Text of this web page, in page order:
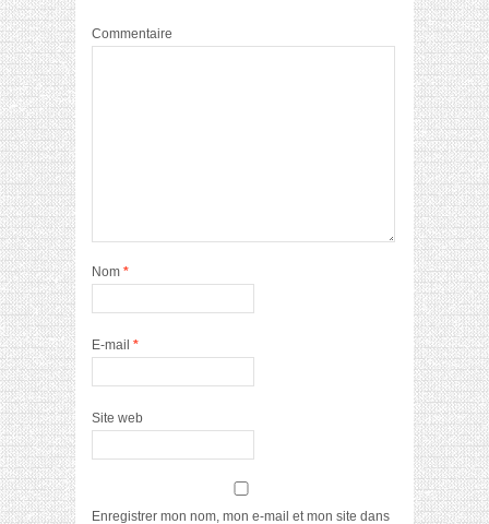
Commentaire
Nom *
E-mail *
Site web
Enregistrer mon nom, mon e-mail et mon site dans